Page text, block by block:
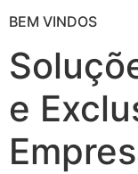
BEM VINDOS
e